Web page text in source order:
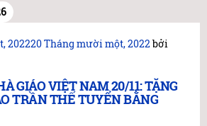
202220 Tháng mười một, 2022bởi
GIÁO VIỆT NAM 20/11: TẶNG
TRẦN THẾ TUYỂN BẰNG